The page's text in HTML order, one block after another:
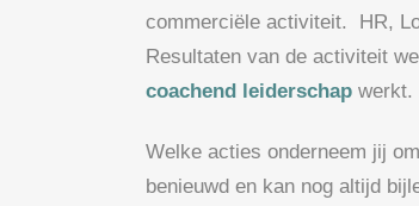
commerciële activiteit. HR,
Resultaten van de activiteit
coachend leiderschap werkt.
Welke acties onderneem jij
benieuwd en kan nog altijd